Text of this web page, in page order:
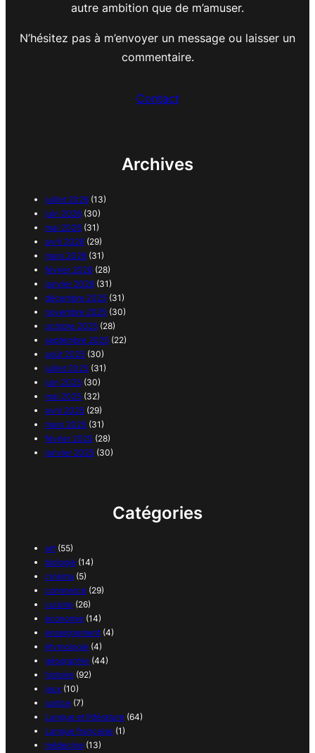
autre ambition que de m’amuser.
N’hésitez pas à m’envoyer un message ou laisser un
commentaire.
Contact
Archives
juillet 2026 (13)
juin 2026 (30)
mai 2026 (31)
avril 2026 (29)
mars 2026 (31)
février 2026 (28)
janvier 2026 (31)
décembre 2025 (31)
novembre 2025 (30)
octobre 2025 (28)
septembre 2025 (22)
août 2025 (30)
juillet 2025 (31)
juin 2025 (30)
mai 2025 (32)
avril 2025 (29)
mars 2025 (31)
février 2025 (28)
janvier 2025 (30)
Catégories
art (55)
biologie (14)
cinéma (5)
commerce (29)
cuisine (26)
économie (14)
enseignement (4)
étymologie (4)
géographie (44)
histoire (92)
jeux (10)
justice (7)
Langue et littérature (64)
Langue française (1)
médecine (13)